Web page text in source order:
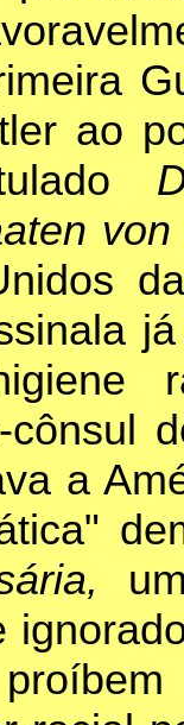
ao
cônsul
a